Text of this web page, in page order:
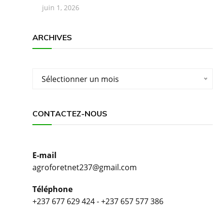
juin 1, 2026
ARCHIVES
Archives
Sélectionner un mois
CONTACTEZ-NOUS
E-mail
agroforetnet237@gmail.com
Téléphone
+237 677 629 424 - +237 657 577 386